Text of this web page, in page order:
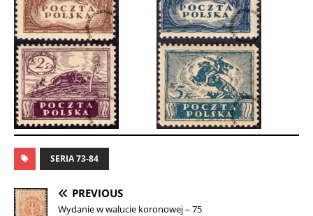
SERIA 73-84
PREVIOUS
Wydanie w walucie koronowej – 75